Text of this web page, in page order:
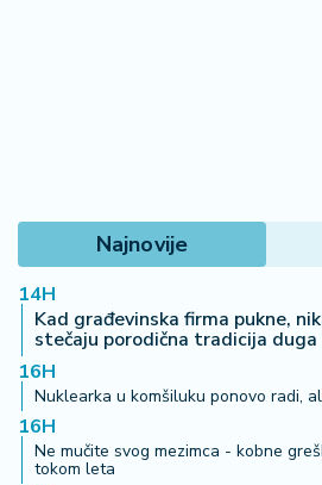
Najnovije
14H
Kad građevinska firma pukne,
stečaju porodična tradicija
16H
Nuklearka u komšiluku ponovo radi,
16H
Ne mučite svog mezimca - kobne
tokom leta